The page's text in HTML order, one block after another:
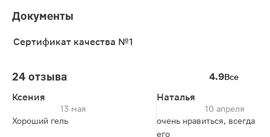
Документы
Сертификат качества №1
24 отзыва 4.9Все
Ксения
13 мая
Хороший гель
Наталья
10 апреля
очень нравиться, всегда
его